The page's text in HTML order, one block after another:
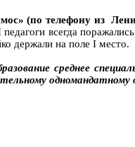
(по телефону из
всегда
держали на поле I место.
среднее
одномандатному